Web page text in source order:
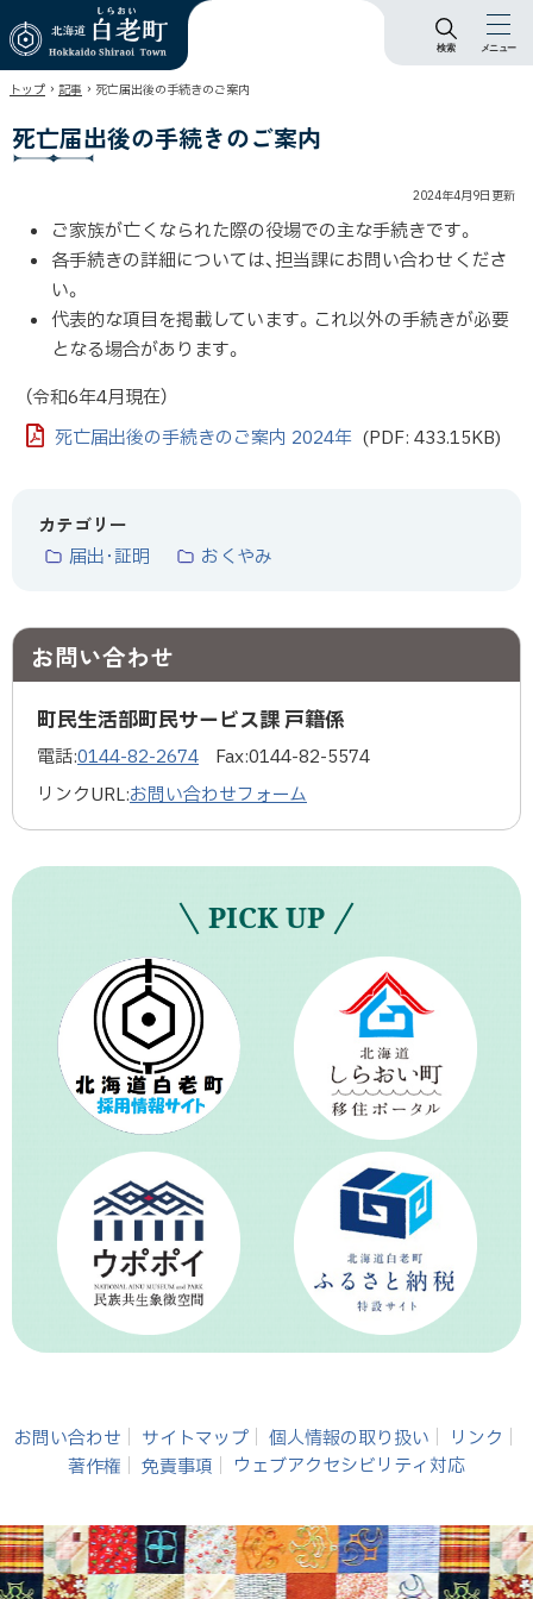
北海道 白老町
Hokkaido Shiraoi
Town
メニュー
検索
トップ › 記事 › 死亡届出後の手続きのご案内
死亡届出後の手続きのご案内
2024年4月9日 更新
ご家族が亡くなられた際の役場での主な手続きです。
各手続きの詳細については、担当課にお問い合わせくださ
い。
代表的な項目を掲載しています。これ以外の手続きが必要
となる場合があります。
（令和6年4月現在）
死亡届出後の手続きのご案内 2024年 (PDF: 433.15KB)
カテゴリー
届出･証明 おくやみ
お問い合わせ
町民生活部町民サービス課 戸籍係
電話:0144-82-2674 Fax:0144-82-5574
リンクURL:お問い合わせフォーム
PICK UP
お問い合わせ サイトマップ 個人情報の取り扱い
リンク
著作権
免責事項 ウェブアクセシビリティ対応